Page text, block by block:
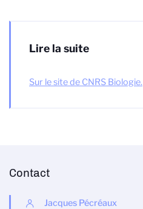
Lire la suite
Sur le site de CNRS Biologie.
Contact
Jacques Pécréaux